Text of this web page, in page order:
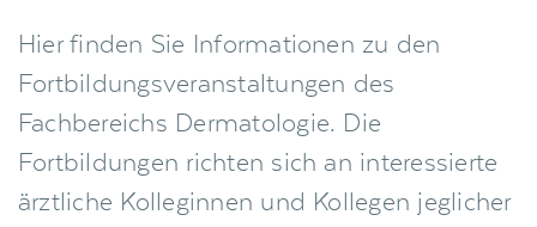
Hier finden Sie Informationen zu den
Fortbildungsveranstaltungen des
Fachbereichs Dermatologie. Die
Fortbildungen richten sich an interessierte
ärztliche Kolleginnen und Kollegen jeglicher